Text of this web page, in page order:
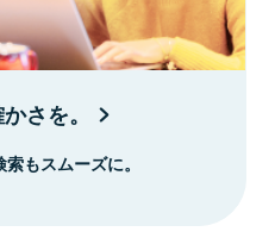
さを。
もスムーズに。